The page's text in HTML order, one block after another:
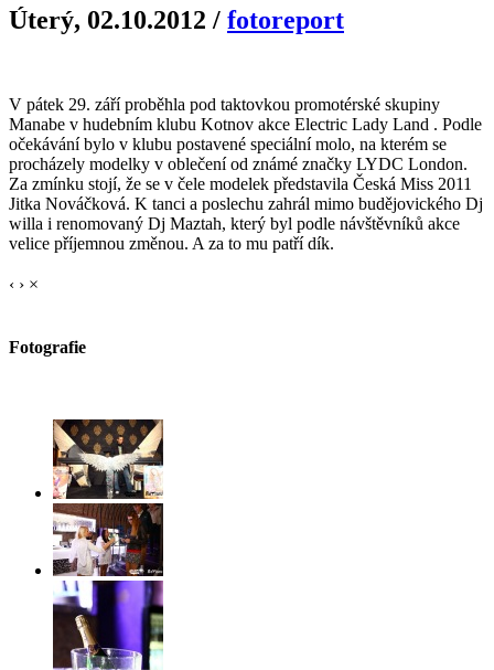
Úterý, 02.10.2012 / fotoreport
V pátek 29. září proběhla pod taktovkou promotérské skupiny
Manabe v hudebním klubu Kotnov akce Electric Lady Land . Podle
očekávání bylo v klubu postavené speciální molo, na kterém se
procházely modelky v oblečení od známé značky LYDC London.
Za zmínku stojí, že se v čele modelek představila Česká Miss 2011
Jitka Nováčková. K tanci a poslechu zahrál mimo budějovického Dj
willa i renomovaný Dj Maztah, který byl podle návštěvníků akce
velice příjemnou změnou. A za to mu patří dík.
‹ › ×
Fotografie